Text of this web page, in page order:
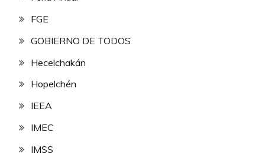
FGE
GOBIERNO DE TODOS
Hecelchakán
Hopelchén
IEEA
IMEC
IMSS